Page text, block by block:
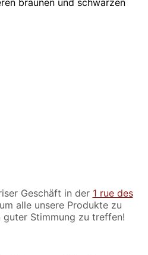
Geschäft in der 1 rue des
alle unsere Produkte zu
guter Stimmung zu treffen!